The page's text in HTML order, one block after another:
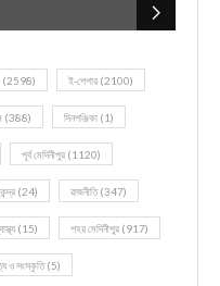
(2598) ই-পেপার (2100)
(388) দিনপঞ্জিকা (1)
পূর্ব মেদিনীপুর (1120)
(24) রাজনীতি(347)
(15) শহর মেদিনীপুর (917)
ও সংস্কৃতি(5)